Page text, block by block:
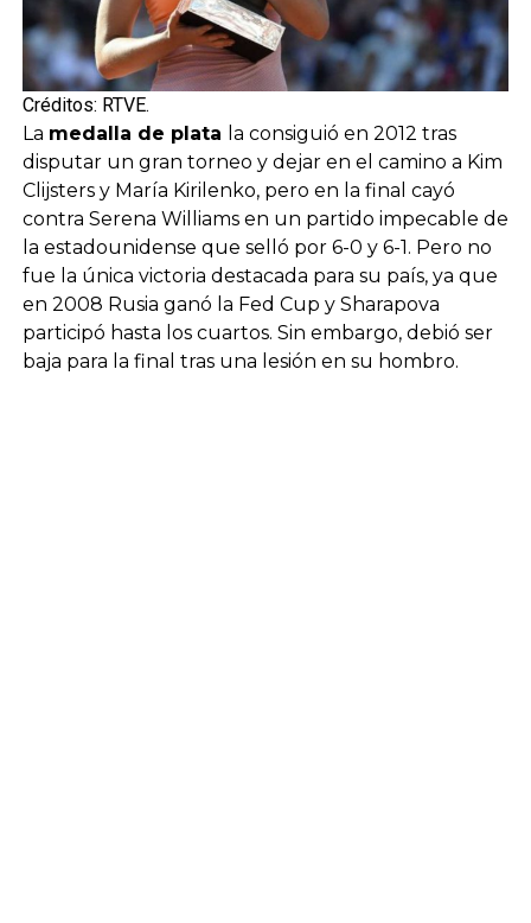
Créditos: RTVE.
La medalla de plata la consiguió en 2012 tras
disputar un gran torneo y dejar en el camino a Kim
Clijsters y María Kirilenko, pero en la final cayó
contra Serena Williams en un partido impecable de
la estadounidense que selló por 6-0 y 6-1. Pero no
fue la única victoria destacada para su país, ya que
en 2008 Rusia ganó la Fed Cup y Sharapova
participó hasta los cuartos. Sin embargo, debió ser
baja para la final tras una lesión en su hombro.